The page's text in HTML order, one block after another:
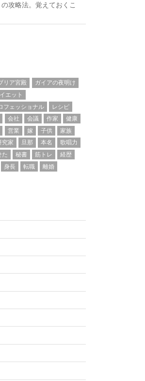
攻略法。覚えておくこ
リア宮殿
ガイアの夜明け
エット
フェッショナル
レシピ
会社 会議 作家
健康
営業 嫁 子供
家族
究家 旦那 本名
歌唱力
た 秘書 筋トレ
経歴
身長 転職 離婚